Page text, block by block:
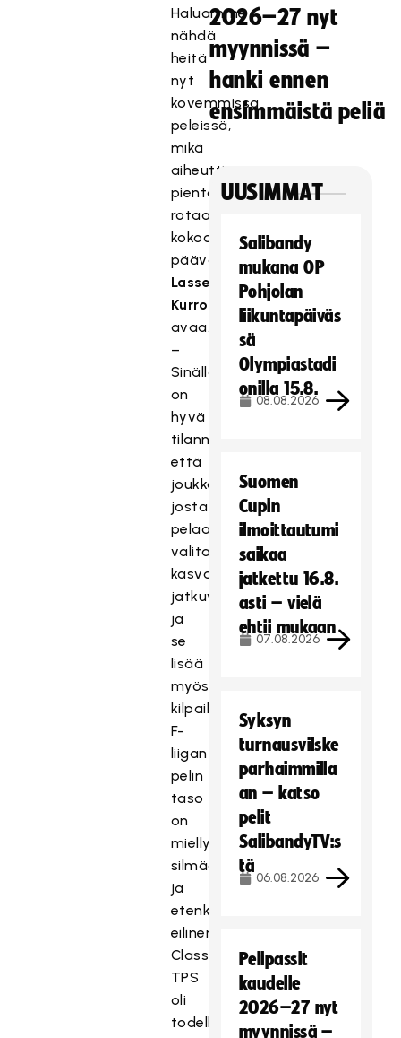
Haluamme
nähdä
heitä
nyt
kovemmissa
peleissä,
mikä
aiheutti
pientä
rotaatiota
kokoonpanoon,
päävalmentaja
Lasse
Kurronen
avaa.
–
Sinällään
on
hyvä
tilanne,
että
joukko,
josta
pelaajia
valitaan,
kasvaa
jatkuvasti,
ja
se
lisää
myös
kilpailua.
F-
liigan
pelin
taso
on
miellyttänyt
silmää,
ja
etenkin
eilinen
Classic-
TPS
oli
todella
2026–27 nyt
myynnissä –
hanki ennen
ensimmäistä peliä
UUSIMMAT
Salibandy
mukana OP
Pohjolan
liikuntapäiväs
sä
Olympiastadi
onilla 15.8.
08.08.2026
Suomen
Cupin
ilmoittautumi
saikaa
jatkettu 16.8.
asti – vielä
ehtii mukaan
07.08.2026
Syksyn
turnausvilske
parhaimmilla
an – katso
pelit
SalibandyTV:s
tä
06.08.2026
Pelipassit
kaudelle
2026–27 nyt
myynnissä –